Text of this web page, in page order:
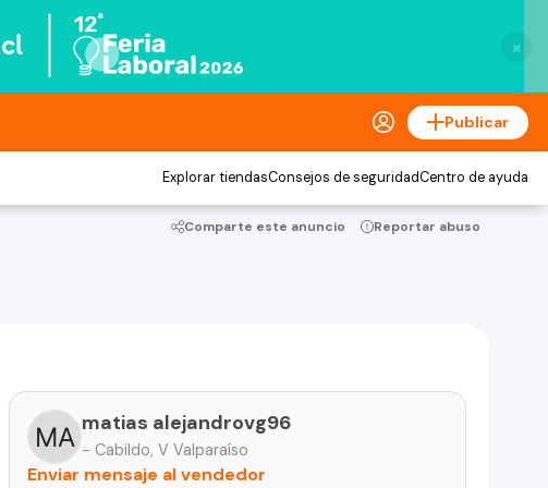
×
Publicar
Explorar tiendasConsejos de seguridadCentro de ayuda
Comparte este anuncio Reportar abuso
matias alejandrovg96
- Cabildo, V Valparaíso
Enviar mensaje al vendedor